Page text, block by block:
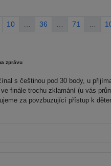
10 36 71
zprávu
s češtinou pod 30 body, u
finále trochu zklamání (u vás
za povzbuzující přístup k